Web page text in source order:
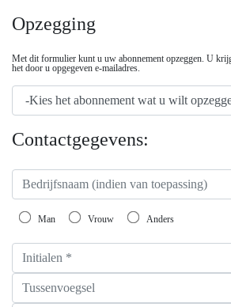
Opzegging
Met dit formulier kunt u uw abonnement opzeggen. U
het door u opgegeven e-mailadres.
Contactgegevens:
Geslacht *Man Vrouw Anders